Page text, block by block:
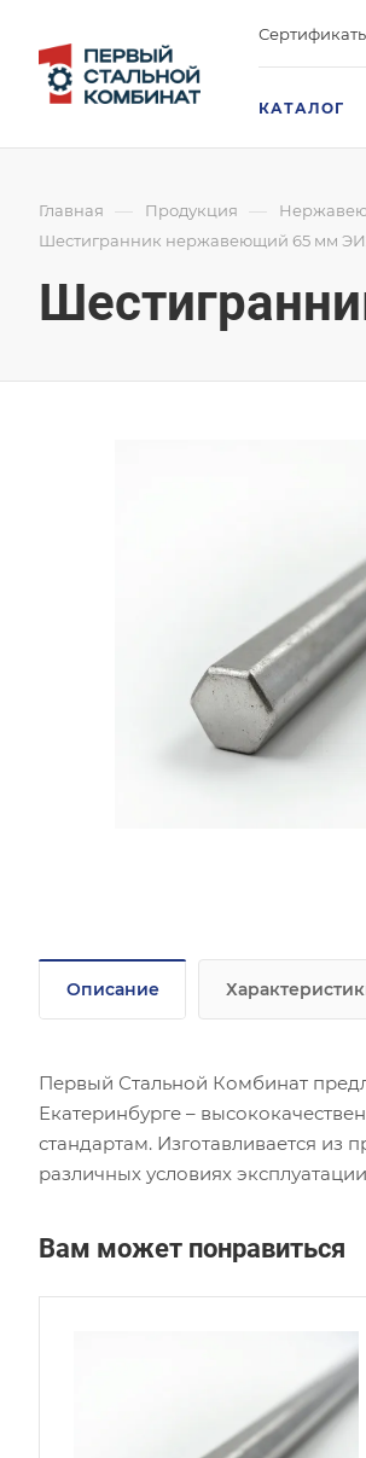
КАТАЛОГ
Главная — Продукция —
Шестигранник нержавеющий 65 мм
Описание
Первый Стальной Комбинат
Екатеринбурге –
стандартам. Изготавливается из
различных условиях
Вам может понравиться
ASTM A276